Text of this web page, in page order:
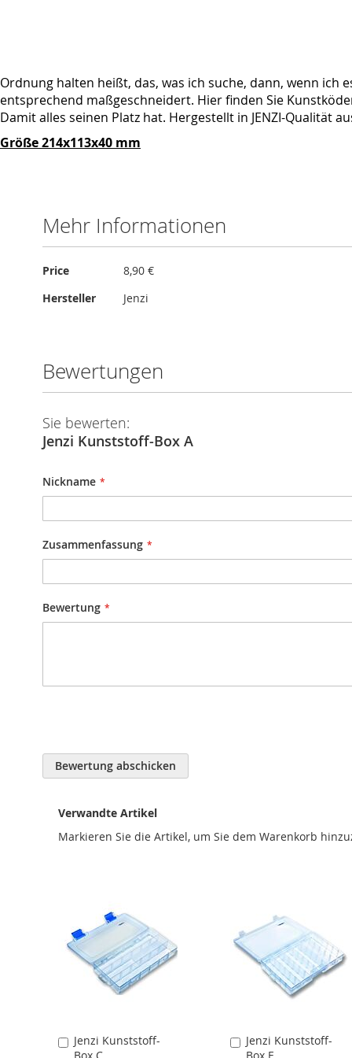
Ordnung halten heißt, das, was ich suche, dann, wenn ich
entsprechend maßgeschneidert. Hier finden Sie
Damit alles seinen Platz hat. Hergestellt in JENZI-Qualität
Größe 214x113x40 mm
Mehr Informationen
Mehr
Price
8,90 €
Hersteller
Jenzi
Bewertungen
Sie bewerten:
Jenzi Kunststoff-Box A
Nickname
Zusammenfassung
Bewertung
Bewertung abschicken
Verwandte Artikel
Markieren Sie die Artikel, um Sie dem Warenkorb
Jenzi Kunststoff-
In
Jenzi Kunststoff-
In